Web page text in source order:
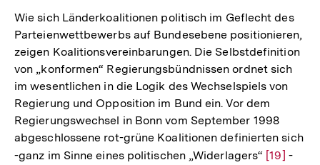
der
Fußnote
Wie sich Länderkoalitionen politisch im Geflecht des
Parteienwettbewerbs auf Bundesebene positionieren,
zeigen Koalitionsvereinbarungen. Die Selbstdefinition
von „konformen“ Regierungsbündnissen ordnet sich
im wesentlichen in die Logik des Wechselspiels von
Regierung und Opposition im Bund ein. Vor dem
Regierungswechsel in Bonn vom September 1998
abgeschlossene rot-grüne Koalitionen definierten sich
-ganz im Sinne eines politischen „Widerlagers“ Zur
[19] -